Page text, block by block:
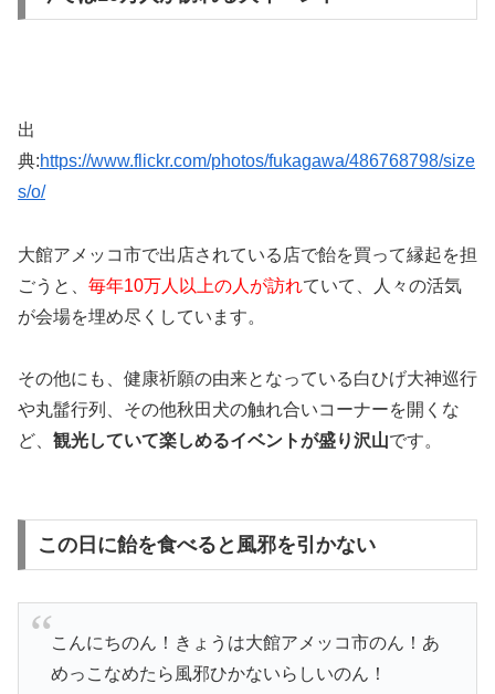
出
典:https://www.flickr.com/photos/fukagawa/486768798/size
s/o/
大館アメッコ市で出店されている店で飴を買って縁起を担
ごうと、 毎年10万人以上の人が訪れていて、人々の活気
が会場を埋め尽くしています。
その他にも、健康祈願の由来となっている白ひげ大神巡行
や丸髷行列、その他秋田犬の触れ合いコーナーを開くな
ど、 観光していて楽しめるイベントが盛り沢山です。
この日に飴を食べると風邪を引かない
こんにちのん！きょうは大館アメッコ市のん！あ
めっこなめたら風邪ひかないらしいのん！